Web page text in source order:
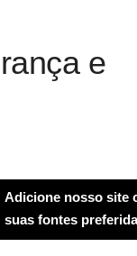
e
Adicione nosso site
suas fontes